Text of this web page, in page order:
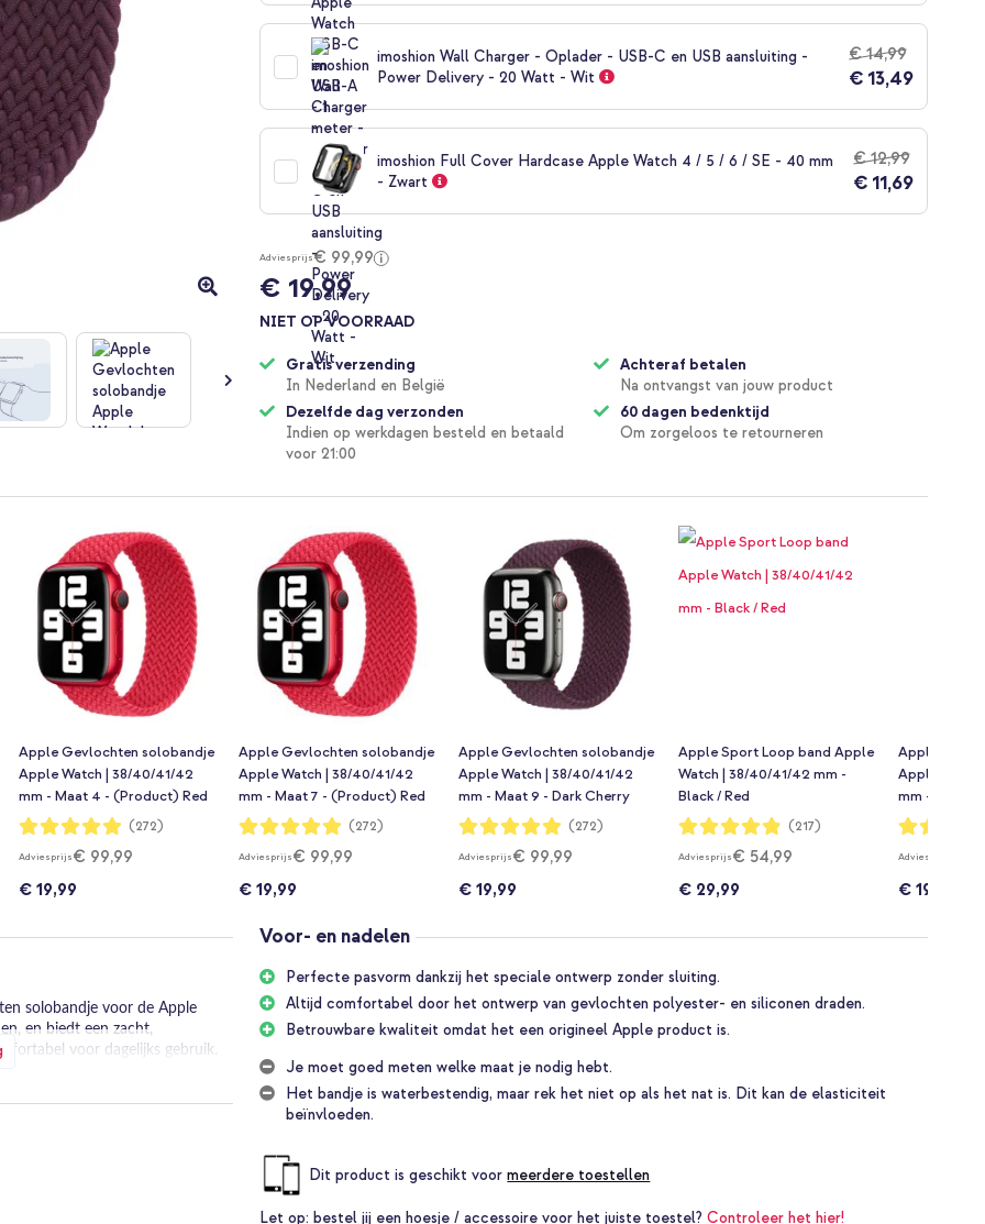
imoshion Wall Charger - Oplader - USB-C en USB aansluiting -
Power Delivery - 20 Watt - Wit
€ 14,99
€ 13,49
imoshion Full Cover Hardcase Apple Watch 4 / 5 / 6 / SE - 40 mm
- Zwart
€ 12,99
€ 11,69
Adviesprijs€ 99,99
€ 19,99
NIET OP VOORRAAD
Gratis verzending
In Nederland en België
Dezelfde dag verzonden
Indien op werkdagen besteld en betaald
voor 21:00
Achteraf betalen
Na ontvangst van jouw product
60 dagen bedenktijd
Om zorgeloos te retourneren
Apple Gevlochten solobandje
Apple Watch | 38/40/41/42
mm - Maat 4 - (Product) Red
Waardering:
98%
(272)
Adviesprijs€ 99,99
€ 19,99
Apple Gevlochten solobandje
Apple Watch | 38/40/41/42
mm - Maat 7 - (Product) Red
Waardering:
98%
(272)
Adviesprijs€ 99,99
€ 19,99
Apple Gevlochten solobandje
Apple Watch | 38/40/41/42
mm - Maat 9 - Dark Cherry
Waardering:
98%
(272)
Adviesprijs€ 99,99
€ 19,99
Apple Sport Loop band Apple
Watch | 38/40/41/42 mm -
Black / Red
Waardering:
97%
(217)
Adviesprijs€ 54,99
€ 29,99
Apple
Apple
mm - Maat 1
Waardering:
98%
Adviesprijs
€ 19,99
solobandje voor de Apple
en biedt een zacht,
voor dagelijks gebruik.
Dankzij het rekbare ontwerp
Vervolgens
jij kunt genieten van een
Voor- en nadelen
Perfecte pasvorm dankzij het speciale ontwerp zonder sluiting.
Altijd comfortabel door het ontwerp van gevlochten polyester- en siliconen draden.
Betrouwbare kwaliteit omdat het een origineel Apple product is.
Je moet goed meten welke maat je nodig hebt.
Het bandje is waterbestendig, maar rek het niet op als het nat is. Dit kan de elasticiteit
beïnvloeden.
Dit product is geschikt voormeerdere toestellen
Let op: bestel jij een hoesje / accessoire voor het juiste toestel?Controleer het hier!